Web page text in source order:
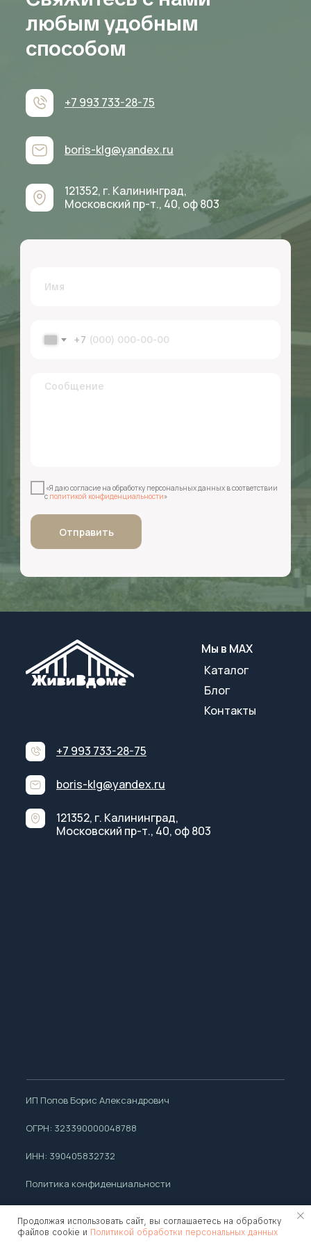
любым удобным
способом
+7 993 733-28-75
boris-klg@yandex.ru
121352, г. Калининград,
Московский пр-т., 40, оф 803
+7
«Я даю согласие на обработку персональных данных в соответствии
с политикой конфиденциальности»
Отправить
+7 993 733-28-75
boris-klg@yandex.ru
121352, г. Калининград,
Московский пр-т., 40, оф 803
Каталог
Блог
Контакты
ИП Попов Борис Александрович
ОГРН: 323390000048788
ИНН: 390405832732
Политика конфиденциальности
Мы в МАХ
Продолжая использовать сайт, вы соглашаетесь на обработку
файлов cookie и Политикой обработки персональных данных